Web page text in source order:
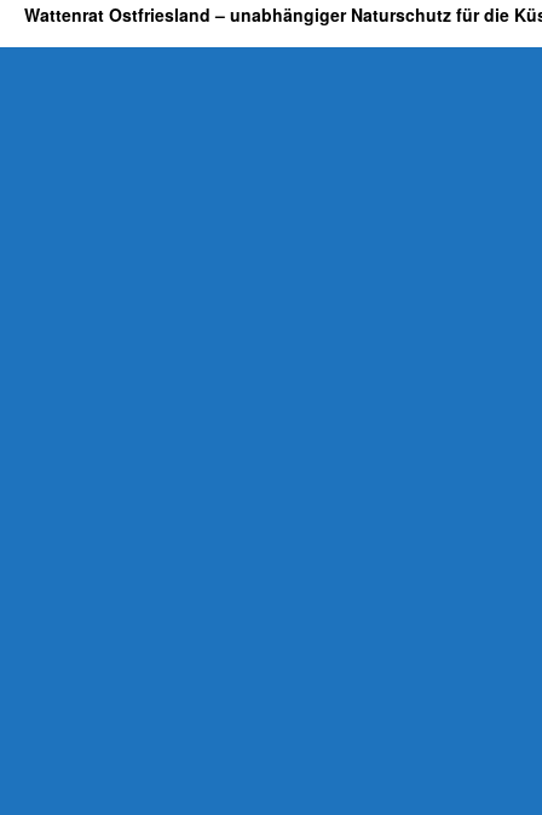
Wattenrat Ostfriesland – unabhängiger Naturschutz für die